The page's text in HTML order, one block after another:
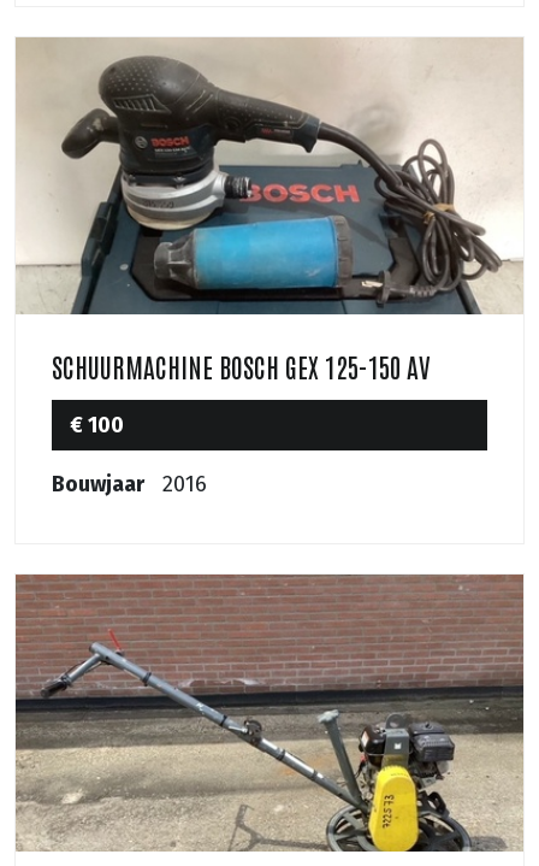
SCHUURMACHINE BOSCH GEX 125-150 AV
€ 100
Bouwjaar 2016